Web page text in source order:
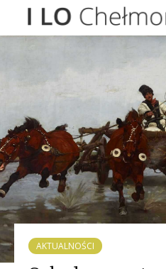
AKTUALNOŚCI